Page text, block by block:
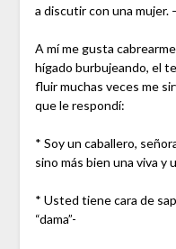
a discutir con una mujer.
A mí me gusta
hígado burbujeando, el
fluir muchas veces me
que le respondí:
* Soy un caballero,
sino más bien una viva y
* Usted tiene cara de
“dama”-